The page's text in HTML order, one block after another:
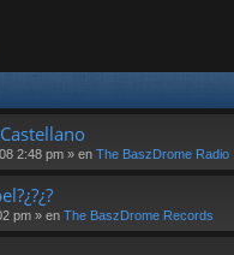
2:48 pm » en The BaszDrome Radio
pm » en The BaszDrome Records